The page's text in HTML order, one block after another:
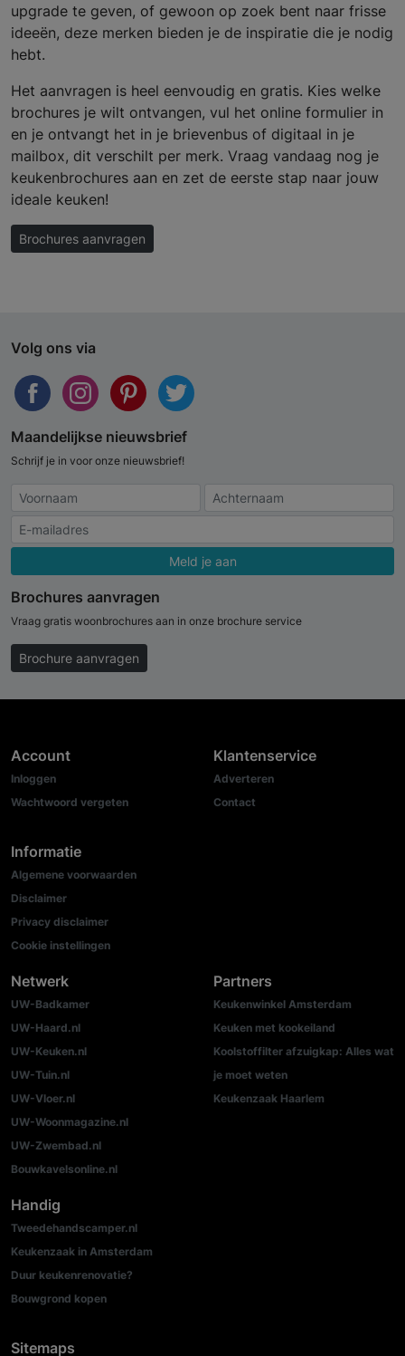
upgrade te geven, of gewoon op zoek bent naar frisse
ideeën, deze merken bieden je de inspiratie die je nodig
hebt.
Het aanvragen is heel eenvoudig en gratis. Kies welke
brochures je wilt ontvangen, vul het online formulier in
en je ontvangt het in je brievenbus of digitaal in je
mailbox, dit verschilt per merk. Vraag vandaag nog je
keukenbrochures aan en zet de eerste stap naar jouw
ideale keuken!
Brochures aanvragen
Volg ons via
Maandelijkse nieuwsbrief
Schrijf je in voor onze nieuwsbrief!
Meld je aan
Brochures aanvragen
Vraag gratis woonbrochures aan in onze brochure service
Brochure aanvragen
Account
Inloggen
Wachtwoord vergeten
Informatie
Algemene voorwaarden
Disclaimer
Privacy disclaimer
Cookie instellingen
Klantenservice
Adverteren
Contact
Netwerk
UW-Badkamer
UW-Haard.nl
UW-Keuken.nl
UW-Tuin.nl
UW-Vloer.nl
UW-Woonmagazine.nl
UW-Zwembad.nl
Bouwkavelsonline.nl
Partners
Keukenwinkel Amsterdam
Keuken met kookeiland
Koolstoffilter afzuigkap: Alles wat
je moet weten
Keukenzaak Haarlem
Handig
Tweedehandscamper.nl
Keukenzaak in Amsterdam
Duur keukenrenovatie?
Bouwgrond kopen
Sitemaps